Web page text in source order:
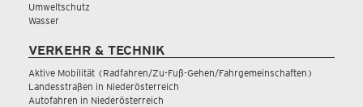
Umweltschutz
Wasser
VERKEHR & TECHNIK
Aktive Mobilität (Radfahren/Zu-Fuß-Gehen/Fahrgemeinschaften)
Landesstraßen in Niederösterreich
Autofahren in Niederösterreich